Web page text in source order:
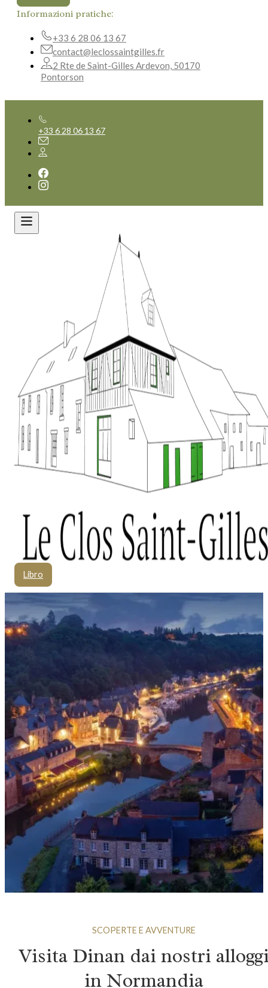
Informazioni pratiche:
+33 6 28 06 13 67
contact@leclossaintgilles.fr
2 Rte de Saint-Gilles Ardevon, 50170
Pontorson
+33 6 28 06 13 67
Libro
SCOPERTE E AVVENTURE
Visita Dinan dai nostri
in Normandia